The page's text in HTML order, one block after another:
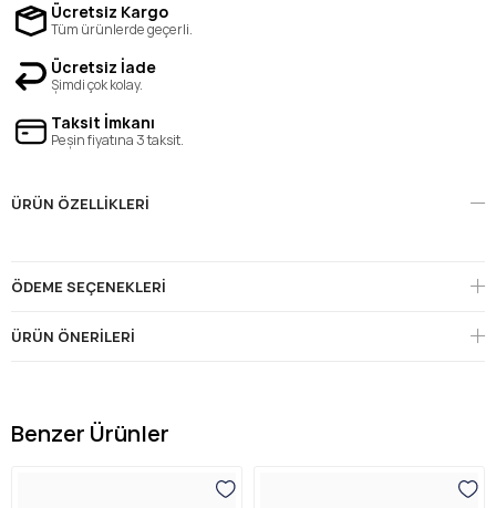
Ücretsiz Kargo
Tüm ürünlerde geçerli.
Ücretsiz İade
Şimdi çok kolay.
Taksit İmkanı
Peşin fiyatına 3 taksit.
ÜRÜN ÖZELLIKLERI
ÖDEME SEÇENEKLERI
ÜRÜN ÖNERILERI
Benzer Ürünler